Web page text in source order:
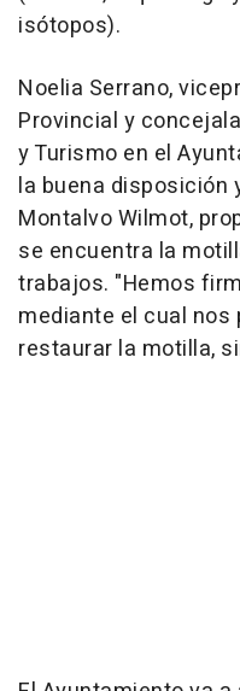
isótopos).
Noelia Serrano,
Provincial y
y Turismo en el
la buena disposición
Montalvo Wilmot,
se encuentra la
trabajos. "Hemos
mediante el cual
restaurar la motilla,